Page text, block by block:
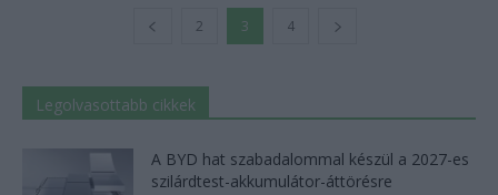
2 3 4
Legolvasottabb cikkek
A BYD hat szabadalommal készül a 2027-es
szilárdtest-akkumulátor-áttörésre